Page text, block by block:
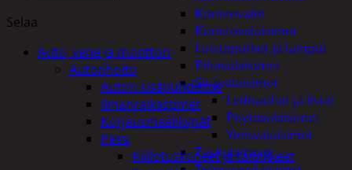
Koristevalot
Koristevalaisimet
Loisteputket ja lamput
Pihavalaisimet
Sisävalaisimet
Lednauhat ja listat
Pöytävalaisimet
Yleisvalaisimet
Taskulamput
Selaa
Auto, vene ja moottori
Autonhoito
Auton sisäpuhdistus
ilmanraikastimet
Korjausmaalikynät
Pesu
Kiillotuskoneet ja tarvikkeet